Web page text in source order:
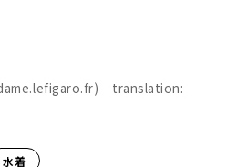
translation:
水着